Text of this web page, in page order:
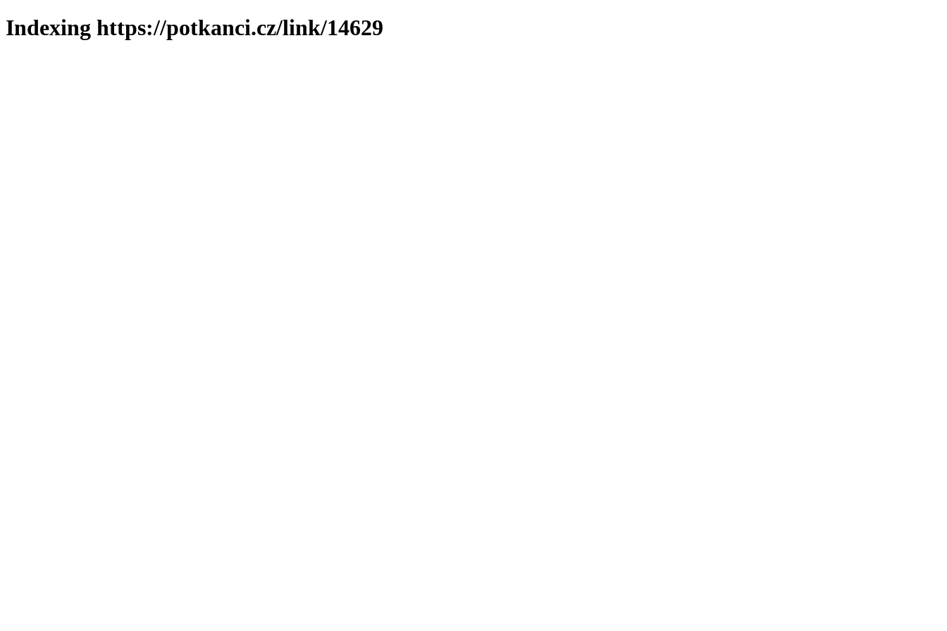
Indexing https://potkanci.cz/link/14629